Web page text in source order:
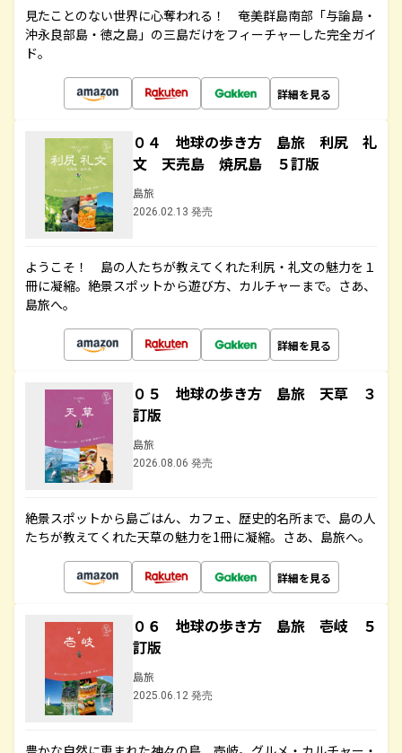
見たことのない世界に心奪われる！ 奄美群島南部「与論島・
沖永良部島・徳之島」の三島だけをフィーチャーした完全ガイ
ド。
詳細を見る
０４ 地球の歩き方 島旅 利尻 礼
文 天売島 焼尻島 ５訂版
島旅
2026.02.13 発売
ようこそ！ 島の人たちが教えてくれた利尻・礼文の魅力を１
冊に凝縮。絶景スポットから遊び方、カルチャーまで。さあ、
島旅へ。
詳細を見る
０５ 地球の歩き方 島旅 天草 ３
訂版
島旅
2026.08.06 発売
絶景スポットから島ごはん、カフェ、歴史的名所まで、島の人
たちが教えてくれた天草の魅力を1冊に凝縮。さあ、島旅へ。
詳細を見る
０６ 地球の歩き方 島旅 壱岐 ５
訂版
島旅
2025.06.12 発売